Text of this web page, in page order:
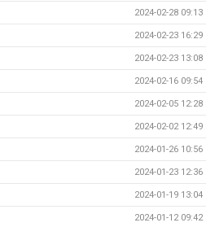
2024-02-28 09:13
2024-02-23 16:29
2024-02-23 13:08
2024-02-16 09:54
2024-02-05 12:28
2024-02-02 12:49
2024-01-26 10:56
2024-01-23 12:36
2024-01-19 13:04
2024-01-12 09:42